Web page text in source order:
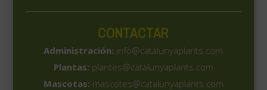
CONTACTAR
Administración: info@catalunyaplants.com
Plantas: plantes@catalunyaplants.com
Mascotas: mascotes@catalunyaplants.com